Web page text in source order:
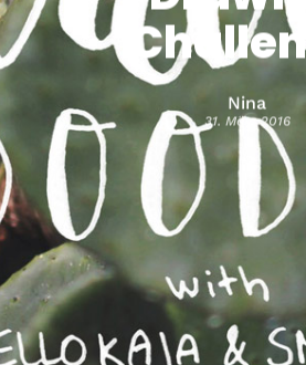
Nina
31. März 2016